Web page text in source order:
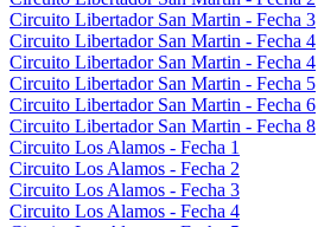
Circuito Libertador San Martin - Fecha 3
Circuito Libertador San Martin - Fecha 4
Circuito Libertador San Martin - Fecha 4
Circuito Libertador San Martin - Fecha 5
Circuito Libertador San Martin - Fecha 6
Circuito Libertador San Martin - Fecha 8
Circuito Los Alamos - Fecha 1
Circuito Los Alamos - Fecha 2
Circuito Los Alamos - Fecha 3
Circuito Los Alamos - Fecha 4